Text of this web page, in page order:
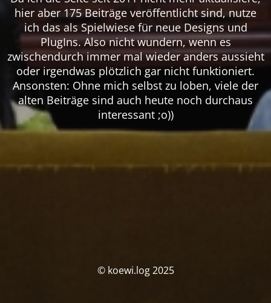
hier aber 175 Beiträge veröffentlicht sind, nutze
ich das als Spielwiese für neue Designs und
PlugIns. Also nicht wundern, wenn es
zwischendurch immer mal wieder anders aussieht
oder irgendwas plötzlich gar nicht funktioniert.
Ansonsten: Ohne mich selbst zu loben, viele der
alten Beiträge sind auch heute noch durchaus
interessant ;o))
© koewi.log 2025